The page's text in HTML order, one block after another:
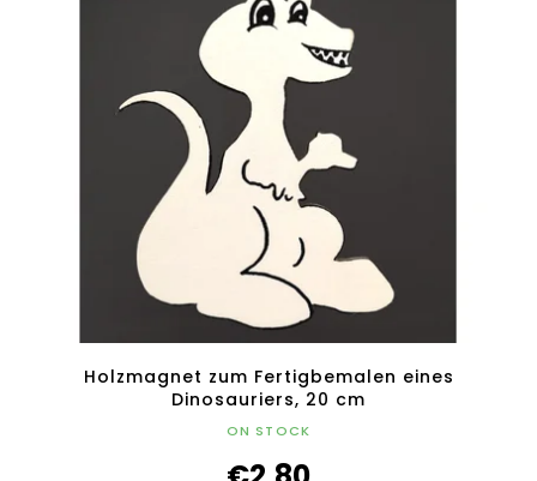
Holzmagnet zum Fertigbemalen eines
Dinosauriers, 20 cm
ON STOCK